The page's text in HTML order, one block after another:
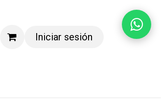
Iniciar sesión